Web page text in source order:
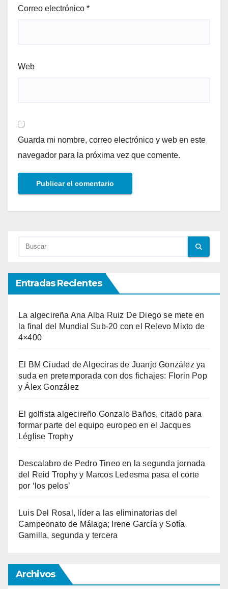
Correo electrónico *
Web
Guarda mi nombre, correo electrónico y web en este
navegador para la próxima vez que comente.
Entradas Recientes
La algecireña Ana Alba Ruiz De Diego se mete en
la final del Mundial Sub-20 con el Relevo Mixto de
4×400
El BM Ciudad de Algeciras de Juanjo González ya
suda en pretemporada con dos fichajes: Florin Pop
y Álex González
El golfista algecireño Gonzalo Baños, citado para
formar parte del equipo europeo en el Jacques
Léglise Trophy
Descalabro de Pedro Tineo en la segunda jornada
del Reid Trophy y Marcos Ledesma pasa el corte
por ‘los pelos’
Luis Del Rosal, líder a las eliminatorias del
Campeonato de Málaga; Irene García y Sofía
Gamilla, segunda y tercera
Archivos